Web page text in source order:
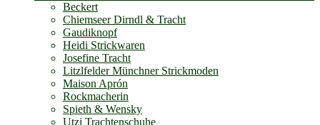
Beckert
Chiemseer Dirndl & Tracht
Gaudiknopf
Heidi Strickwaren
Josefine Tracht
Litzlfelder Münchner Strickmoden
Maison Aprón
Rockmacherin
Spieth & Wensky
Utzi Trachtenschuhe